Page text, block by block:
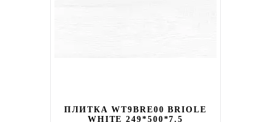
ПЛИТКА WT9BRE00 BRIOLE
WHITE 249*500*7.5